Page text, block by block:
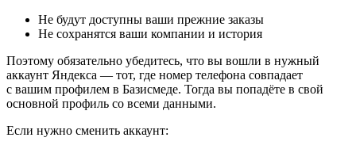
Не будут доступны ваши прежние заказы
Не сохранятся ваши компании и история
Поэтому обязательно убедитесь, что вы вошли в нужный
аккаунт Яндекса — тот, где номер телефона совпадает
с вашим профилем в Базисмеде. Тогда вы попадёте в свой
основной профиль со всеми данными.
Если нужно сменить аккаунт: